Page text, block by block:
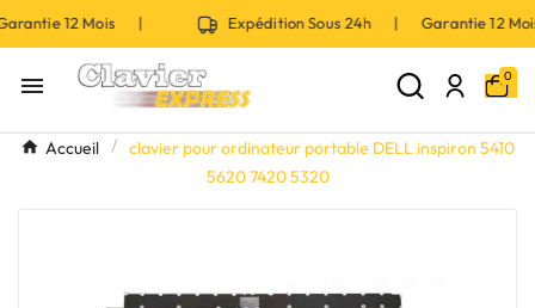
12 Mois | Expédition Sous 24h | Garantie 12
 0
Accueil
clavier pour ordinateur portable DELL inspiron 5410
5620 7420 5320